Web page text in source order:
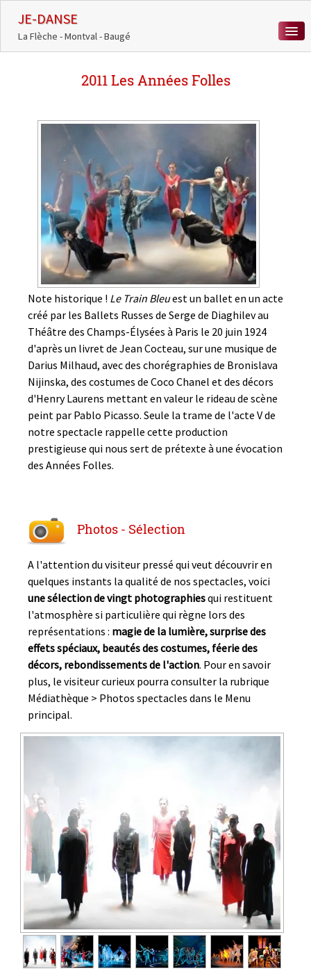
JE-DANSE
La Flèche - Montval - Baugé
ACTUALITÉS
MÉDIATHÈQUE
CHORÉÏADES
CONTACT
0
2011 Les Années Folles
Note historique ! Le Train Bleuest un ballet en un acte
créé par les Ballets Russes de Serge de Diaghilev au
Théâtre des Champs-Élysées à Paris le 20 juin 1924
d'après un livret de Jean Cocteau, sur une musique de
Darius Milhaud, avec des chorégraphies de Bronislava
Nijinska, des costumes de Coco Chanel et des décors
d'Henry Laurens mettant en valeur le rideau de scène
peint par Pablo Picasso. Seule la trame de l'acte V de
notre spectacle rappelle cette production
prestigieuse qui nous sert de prétexte à une évocation
des Années Folles.
Photos - Sélection
A l'attention du visiteur pressé qui veut découvrir en
quelques instants la qualité de nos spectacles, voici
une sélection de vingt photographiesqui restituent
l'atmosphère si particulière qui règne lors des
représentations : magie de la lumière, surprise des
effets spéciaux, beautés des costumes, féerie des
décors, rebondissements de l'action. Pour en savoir
plus, le visiteur curieux pourra consulter la rubrique
Médiathèque > Photos spectacles dans le Menu
principal.